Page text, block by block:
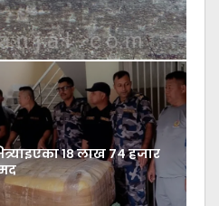
१८ लाख ७४ हजार